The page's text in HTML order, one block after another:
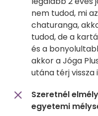
nem tudod, mi
chaturanga,
tudod, de a
és a
akkor a Jóga
utána térj vissza
Szeretnél
egyetemi